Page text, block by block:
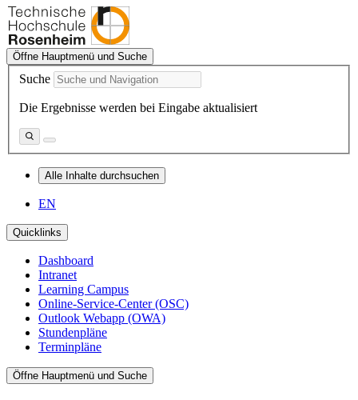
Öffne Hauptmenü und Suche
Suche
Die Ergebnisse werden bei Eingabe aktualisiert
Alle Inhalte durchsuchen
EN
Quicklinks
Dashboard
Intranet
Learning Campus
Online-Service-Center (OSC)
Outlook Webapp (OWA)
Stundenpläne
Terminpläne
Öffne Hauptmenü und Suche